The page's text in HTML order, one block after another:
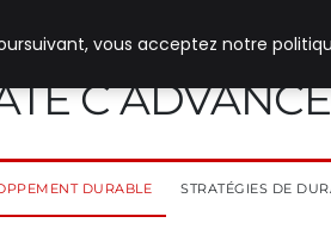
C
DURABLE STRATÉGIES DE
vous acceptez notre